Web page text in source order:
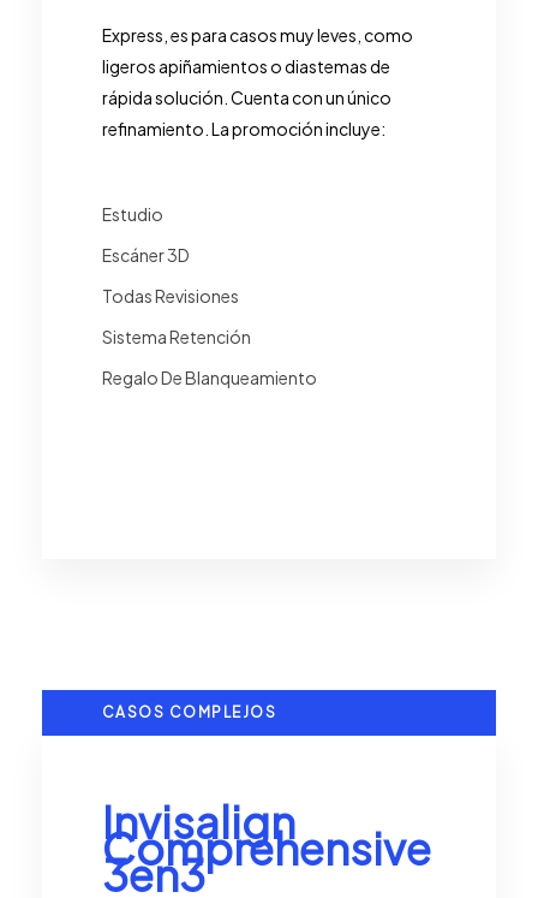
Express, es para casos muy leves, como
ligeros apiñamientos o diastemas de
rápida solución. Cuenta con un único
refinamiento. La promoción incluye:
Estudio
Escáner 3D
Todas Revisiones
Sistema Retención
Regalo De Blanqueamiento
Invisalign
Comprehensive
3en3
CASOS COMPLEJOS